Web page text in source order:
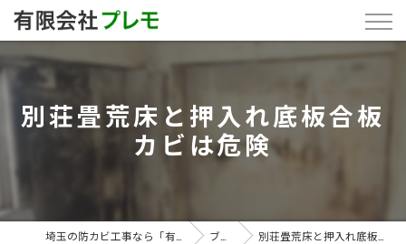
別荘畳荒床と押入れ底板合板
カビは危険
ブログ 別荘畳荒床と押入れ底板合板カビは危険